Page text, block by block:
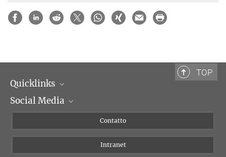
TOP
Quicklinks
Dipartimenti di ricerca
Social Media
Instagram
Bluesky
Contatto
Intranet